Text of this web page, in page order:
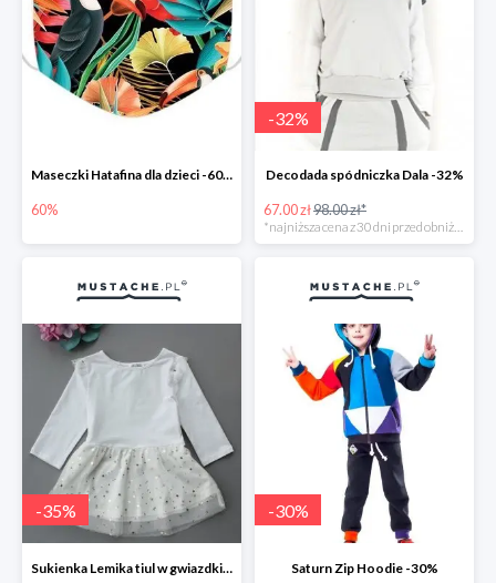
Maseczki Hatafina dla dzieci -60%
60%
-32%
Decodada spódniczka Dala -32%
67.00 zł98.00 zł*
*najniższa cena z 30 dni przed obniżką
-35%
Sukienka Lemika tiul w gwiazdki -35%
-30%
Saturn Zip Hoodie -30%